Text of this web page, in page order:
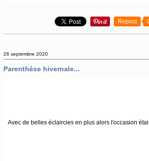
Repost
26 septembre 2020
Parenthèse hivernale...
Avec de belles éclaircies en plus alors l'occasion